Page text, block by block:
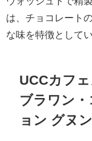
は、チョコレート
な味を特徴としてい
UCCカフ
ブラワン
ョン グヌ